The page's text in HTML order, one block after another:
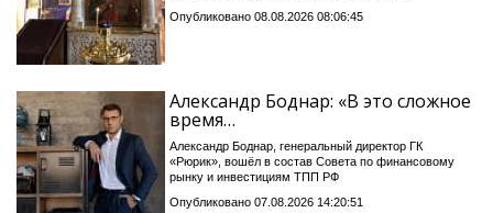
Опубликовано 08.08.2026 08:06:45
Александр Боднар: «В это сложное
время…
Александр Боднар, генеральный директор ГК
«Рюрик», вошёл в состав Совета по финансовому
рынку и инвестициям ТПП РФ
Опубликовано 07.08.2026 14:20:51